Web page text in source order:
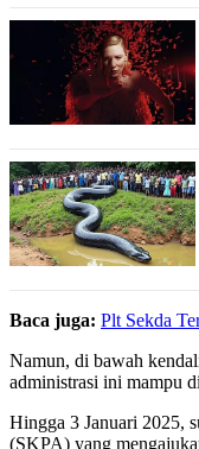
Baca juga: Plt Sekda
Namun, di bawah
administrasi ini mampu
Hingga 3 Januari 2025,
(SKPA) yang